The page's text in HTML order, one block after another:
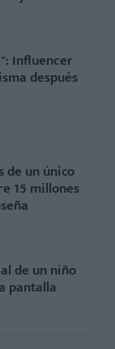
Influencer
después
de un único
15 millones
de un niño
pantalla